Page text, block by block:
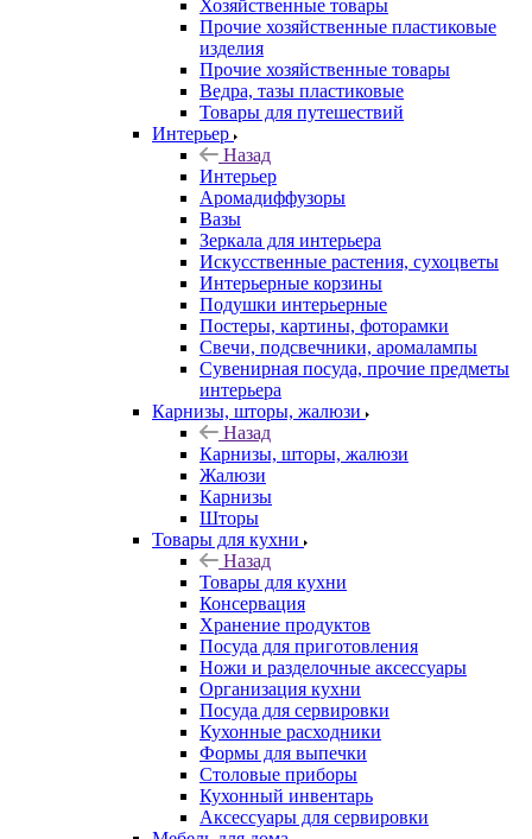
Хозяйственные товары
Прочие хозяйственные пластиковые
изделия
Прочие хозяйственные товары
Ведра, тазы пластиковые
Товары для путешествий
Интерьер
Назад
Интерьер
Аромадиффузоры
Вазы
Зеркала для интерьера
Искусственные растения, сухоцветы
Интерьерные корзины
Подушки интерьерные
Постеры, картины, фоторамки
Свечи, подсвечники, аромалампы
Сувенирная посуда, прочие предметы
интерьера
Карнизы, шторы, жалюзи
Назад
Карнизы, шторы, жалюзи
Жалюзи
Карнизы
Шторы
Товары для кухни
Назад
Товары для кухни
Консервация
Хранение продуктов
Посуда для приготовления
Ножи и разделочные аксессуары
Организация кухни
Посуда для сервировки
Кухонные расходники
Формы для выпечки
Столовые приборы
Кухонный инвентарь
Аксессуары для сервировки